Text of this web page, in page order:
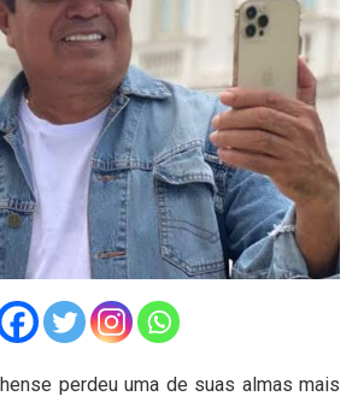
perdeu uma de suas almas mais